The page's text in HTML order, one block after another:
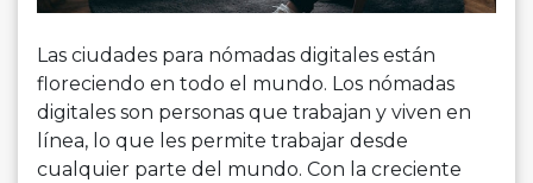
Las ciudades para nómadas digitales están
floreciendo en todo el mundo. Los nómadas
digitales son personas que trabajan y viven en
línea, lo que les permite trabajar desde
cualquier parte del mundo. Con la creciente